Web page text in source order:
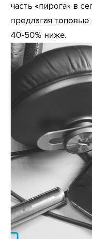
часть «пирога» в
предлагая топовые
40-50% ниже.